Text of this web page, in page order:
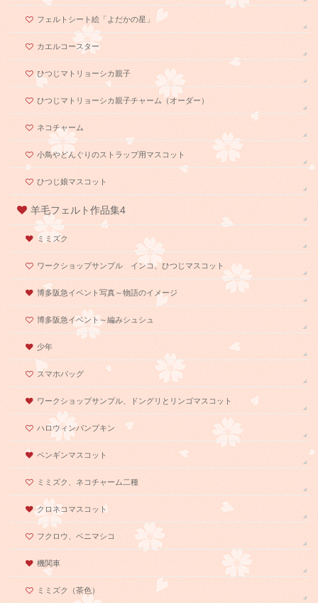
フェルトシート絵「よだかの星」
カエルコースター
ひつじマトリョーシカ親子
ひつじマトリョーシカ親子チャーム（オーダー）
ネコチャーム
小鳥やどんぐりのストラップ用マスコット
ひつじ娘マスコット
羊毛フェルト作品集4
ミミズク
ワークショップサンプル インコ、ひつじマスコット
博多阪急イベント写真～物語のイメージ
博多阪急イベント～編みシュシュ
少年
スマホバッグ
ワークショップサンプル、ドングリとリンゴマスコット
ハロウィンパンプキン
ペンギンマスコット
ミミズク、ネコチャーム二種
クロネコマスコット
フクロウ、ベニマシコ
機関車
ミミズク（茶色）